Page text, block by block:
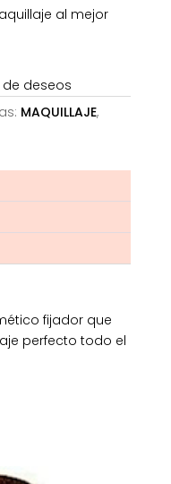
al mejor
deseos
MAQUILLAJE,
fijador que
perfecto todo el